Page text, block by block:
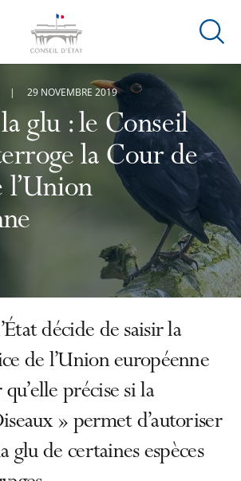
Ouvrir
glu : le Conseil
la Cour de
l’Union
29 NOVEMBRE 2019
décide de saisir la
de l’Union européenne
précise si la
» permet d’autoriser
glu de certaines espèces